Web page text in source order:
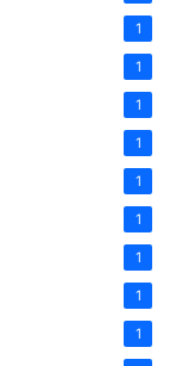
1
1
1
1
1
1
1
1
1